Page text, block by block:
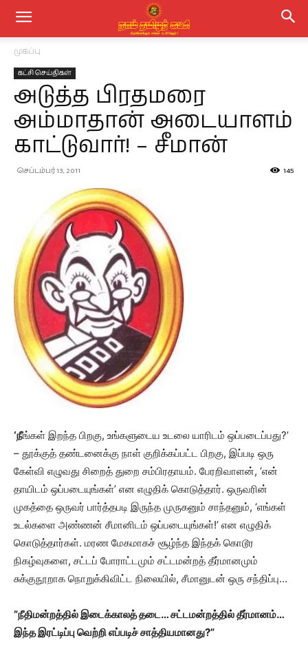
முகப்பு
கட்சி செய்திகள்
அடுத்த பிரதமரை
அம்மாதான் அடையாளம்
காட்டுவார்! – சீமான்
செப்டம்பர் 13, 2011 145
‘நீங்கள் இறந்த பிறகு, உங்களுடைய உடலை யாரிடம் ஒப்படைப்பது?’
– தூக்குத் தண்டனைக்கு நாள் குறிக்கப்பட்ட பிறகு, இப்படி ஒரு
கேள்வி எழுவது சிறைத் துறை சம்பிரதாயம். பேரறிவாளன், ‘என்
தாயிடம் ஒப்படையுங்கள்’ என எழுதிக் கொடுத்தார். ஒருவரின்
முகத்தை ஒருவர் பார்த்தபடி இருந்த முருகனும் சாந்தனும், ‘எங்கள்
உடல்களை அண்ணன் சீமானிடம் ஒப்படையுங்கள்!’ என எழுதிக்
கொடுத்தார்கள். மரண மேகமாகச் சூழ்ந்த இந்தக் கொடூர
நிகழ்வுகளை, சட்டப் போராட்டமும் சட்டமன்றத் தீர்மானமும்
சுக்குநூறாக நொறுக்கிவிட்ட நிலையில், சீமானுடன் ஒரு சந்திப்பு…
”நீதிமன்றத்தில் இடைக்காலத் தடை… சட்டமன்றத்தில் தீர்மானம்…
இந்த இரட்டிப்பு வெற்றி எப்படிச் சாத்தியமானது?”